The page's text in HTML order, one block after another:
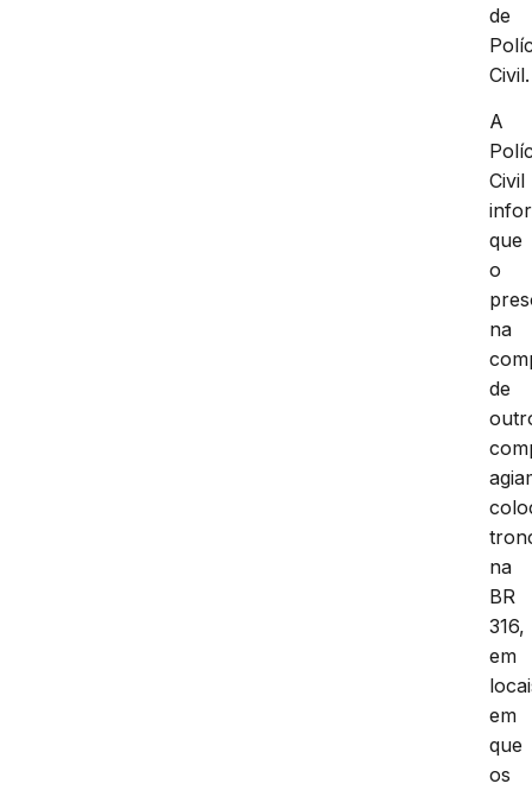
de
Civil.
A
Civil
que
o
na
de
na
BR
316,
em
em
que
os